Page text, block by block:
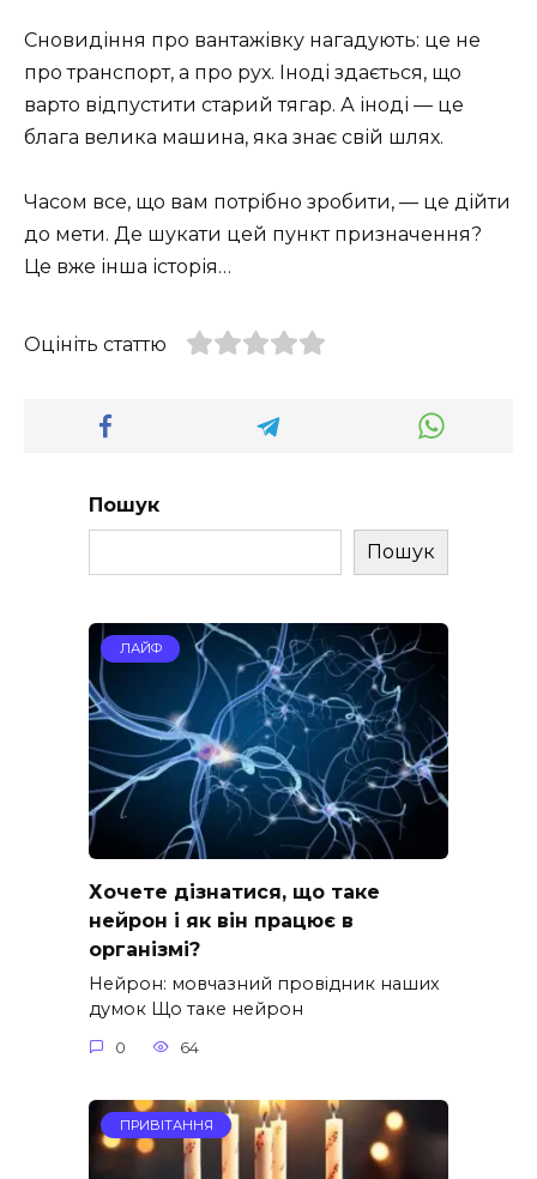
Сновидіння про вантажівку нагадують: це не
про транспорт, а про рух. Іноді здається, що
варто відпустити старий тягар. А іноді — це
блага велика машина, яка знає свій шлях.
Часом все, що вам потрібно зробити, — це дійти
до мети. Де шукати цей пункт призначення?
Це вже інша історія…
Оцініть статтю
Пошук
Пошук
ЛАЙФ
Хочете дізнатися, що таке
нейрон і як він працює в
організмі?
Нейрон: мовчазний провідник наших
думок Що таке нейрон
0 64
ПРИВІТАННЯ